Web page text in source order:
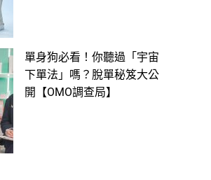
單身狗必看！你聽過「宇宙
下單法」嗎？脫單秘笈大公
開【OMO調查局】